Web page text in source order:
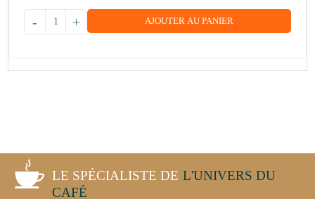
+
- AJOUTER AU PANIER
LE SPÉCIALISTE DE L'UNIVERS DU
CAFÉ